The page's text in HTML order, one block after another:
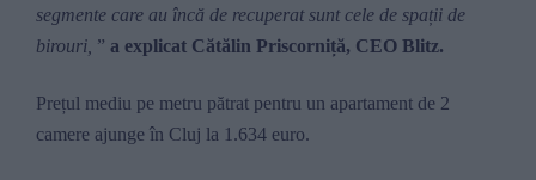
segmente care au încă de recuperat sunt cele de spații de
birouri, ” a explicat Cătălin Priscorniță, CEO Blitz.
Prețul mediu pe metru pătrat pentru un apartament de 2
camere ajunge în Cluj la 1.634 euro.